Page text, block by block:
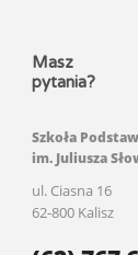
Masz
pytania?
Szkoła
im. Juliusza
ul. Ciasna 16
62-800 Kalisz